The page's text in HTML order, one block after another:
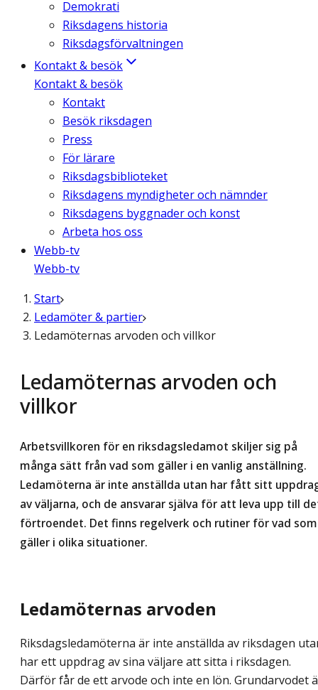
Demokrati
Riksdagens historia
Riksdagsförvaltningen
Kontakt & besök
Kontakt & besök
Kontakt
Besök riksdagen
Press
För lärare
Riksdagsbiblioteket
Riksdagens myndigheter och nämnder
Riksdagens byggnader och konst
Arbeta hos oss
Webb-tv
Webb-tv
Start
Ledamöter & partier
Ledamöternas arvoden och villkor
Ledamöternas arvoden och
villkor
Arbetsvillkoren för en riksdagsledamot skiljer sig på
många sätt från vad som gäller i en vanlig anställning.
Ledamöterna är inte anställda utan har fått sitt
av väljarna, och de ansvarar själva för att leva upp till
förtroendet. Det finns regelverk och rutiner för vad som
gäller i olika situationer.
Ledamöternas arvoden
Riksdagsledamöterna är inte anställda av riksdagen
har ett uppdrag av sina väljare att sitta i riksdagen.
Därför får de ett arvode och inte en lön. Grundarvodet